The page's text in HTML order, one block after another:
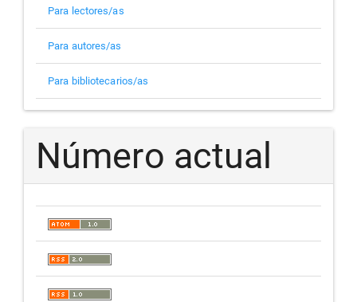
Para lectores/as
Para autores/as
Para bibliotecarios/as
Número actual